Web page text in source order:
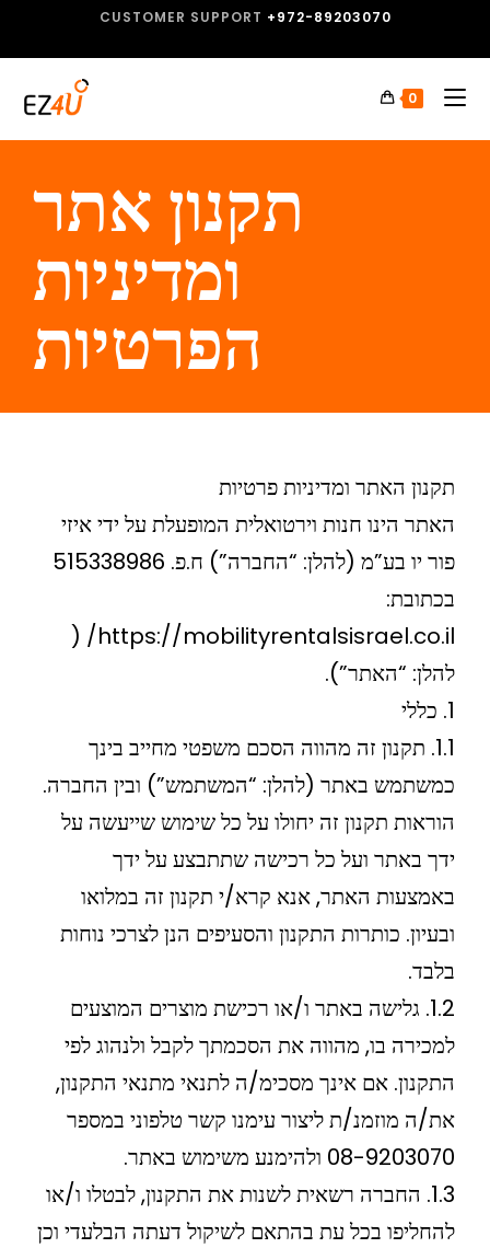
CUSTOMER SUPPORT +972-89203070
0
תקנון אתר
ומדיניות
הפרטיות
תקנון האתר ומדיניות פרטיות
האתר הינו חנות וירטואלית המופעלת על ידי איזי
פור יו בע”מ (להלן: “החברה”) ח.פ. 515338986
בכתובת:
https://mobilityrentalsisrael.co.il/ (
להלן: “האתר”).
1. כללי
1.1. תקנון זה מהווה הסכם משפטי מחייב בינך
כמשתמש באתר (להלן: “המשתמש”) ובין החברה.
הוראות תקנון זה יחולו על כל שימוש שייעשה על
ידך באתר ועל כל רכישה שתתבצע על ידך
באמצעות האתר, אנא קרא/י תקנון זה במלואו
ובעיון. כותרות התקנון והסעיפים הנן לצרכי נוחות
בלבד.
1.2. גלישה באתר ו/או רכישת מוצרים המוצעים
למכירה בו, מהווה את הסכמתך לקבל ולנהוג לפי
התקנון. אם אינך מסכימ/ה לתנאי מתנאי התקנון,
את/ה מוזמנ/ת ליצור עימנו קשר טלפוני במספר
08-9203070 ולהימנע משימוש באתר.
1.3. החברה רשאית לשנות את התקנון, לבטלו ו/או
להחליפו בכל עת בהתאם לשיקול דעתה הבלעדי וכן